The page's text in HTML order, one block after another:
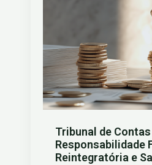
Tribunal de
Responsabilidade
Reintegratória e